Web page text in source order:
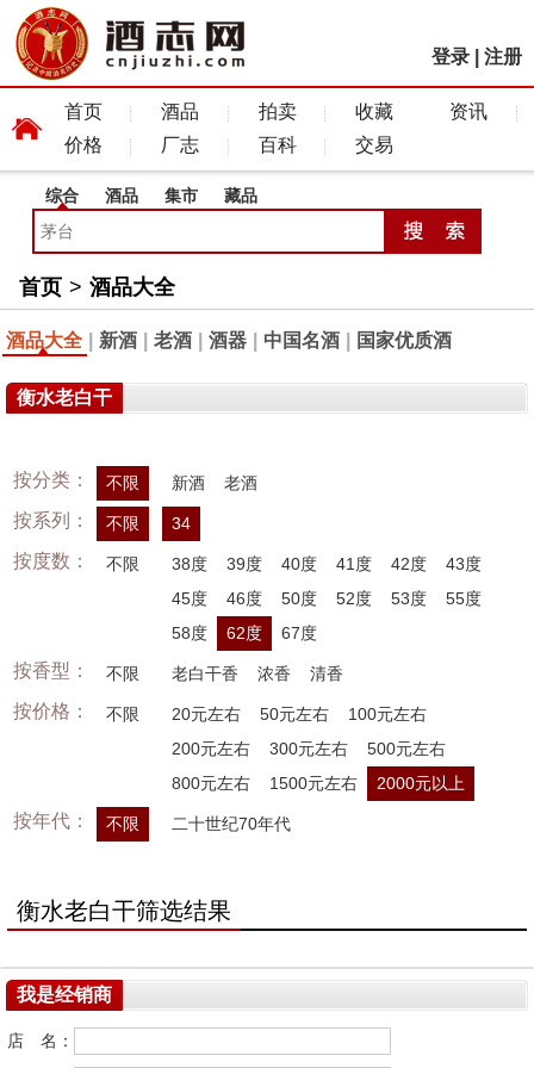
登录 注册
首页 酒品 拍卖 收藏
资讯
价格
厂志 百科 交易
综合 酒品 集市 藏品
首页 > 酒品大全
酒品大全 新酒 老酒 酒器 中国名酒 国家优质酒
衡水老白干
按分类： 不限 新酒 老酒
按系列： 不限 34
按度数： 不限 38度 39度 40度 41度 42度
43度
45度
46度 50度 52度 53度
55度
58度
62度 67度
按香型： 不限 老白干香 浓香 清香
按价格： 不限 20元左右 50元左右
100元左右
200元左右
300元左右
500元左右
800元左右
1500元左右 2000元以上
按年代： 不限 二十世纪70年代
衡水老白干筛选结果
我是经销商
店 名：